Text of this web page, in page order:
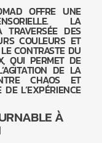
OFFRE UNE
LA
TRAVERSÉE DES
COULEURS ET
CONTRASTE DU
QUI PERMET DE
DE LA
CHAOS ET
L’EXPÉRIENCE
À